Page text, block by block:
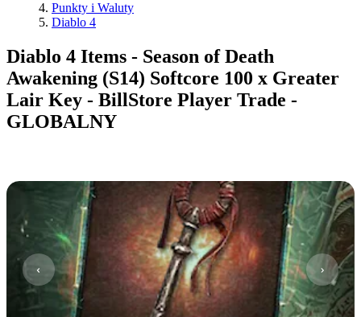
Punkty i Waluty
Diablo 4
Diablo 4 Items - Season of Death
Awakening (S14) Softcore 100 x Greater
Lair Key - BillStore Player Trade -
GLOBALNY